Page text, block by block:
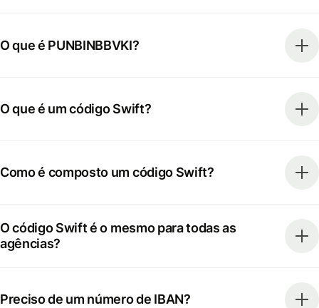
O que é PUNBINBBVKI?
O que é um código Swift?
Como é composto um código Swift?
O código Swift é o mesmo para todas as
agências?
Preciso de um número de IBAN?